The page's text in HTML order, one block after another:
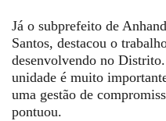
Já o subprefeito de
Santos, destacou o
desenvolvendo no
unidade é muito
uma gestão de
pontuou.